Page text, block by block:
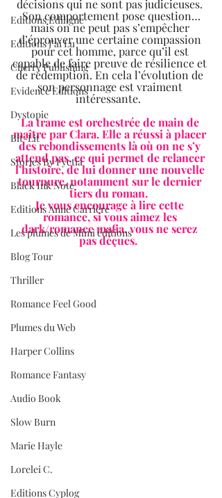
Editions Ediligne
Editions J'ai Lu
Cherry Publishing
Evidence Editions
Dystopie
Bit-Lit
Stories By Fyctia
Black Ink Note
Editions Anne Carrière
Les plumes de Mimi éditions
Blog Tour
Thriller
Romance Feel Good
Plumes du Web
Harper Collins
Romance Fantasy
Audio Book
Slow Burn
Marie Hayle
Lorelei C.
Editions Cyplog
décisions qui ne sont pas judicieuses.
Son comportement pose question…
mais on ne peut pas s’empêcher
d’éprouver une certaine compassion
pour cet homme, parce qu’il est
capable de faire preuve de résilience et
de rédemption. En cela l’évolution de
son personnage est vraiment
intéressante.
La trame est orchestrée de main de
maître par Clara. Elle a réussi à placer
des rebondissements là où on ne s’y
attend pas, ce qui permet de relancer
l’histoire, de lui donner une nouvelle
tournure, notamment sur le dernier
tiers du roman.
Je vous encourage à lire cette
romance, si vous aimez les
dark/romance mafia, vous ne serez
pas déçues.